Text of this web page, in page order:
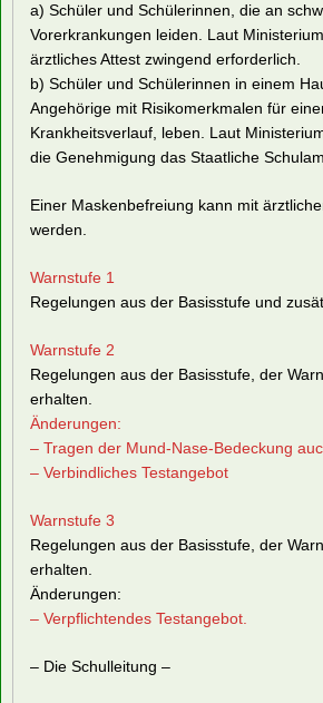
a) Schüler und Schülerinnen, die an
Vorerkrankungen leiden. Laut
ärztliches Attest zwingend erforderlich.
b) Schüler und Schülerinnen in einem
Angehörige mit Risikomerkmalen für
Krankheitsverlauf, leben. Laut
die Genehmigung das Staatliche
Einer Maskenbefreiung kann mit
werden.
Warnstufe 1
Regelungen aus der Basisstufe und
Warnstufe 2
Regelungen aus der Basisstufe, der
erhalten.
Änderungen:
– Tragen der Mund-Nase-Bedeckung
– Verbindliches Testangebot
Warnstufe 3
Regelungen aus der Basisstufe, der
erhalten.
Änderungen:
– Verpflichtendes Testangebot.
– Die Schulleitung –